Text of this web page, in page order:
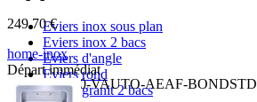
249.70 €
home-inox
HI-34x40R10-VAUTO-AEAF-BONDSTD
Départ immédiat
Eviers inox sous plan
Eviers inox 2 bacs
Eviers d'angle
Eviers rond
Eviers granit 2 bacs